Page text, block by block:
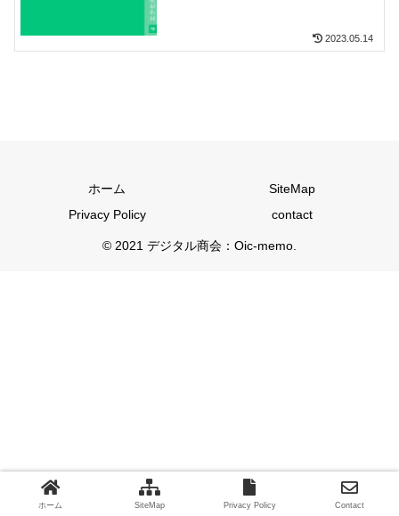
2023.05.14
ホーム
SiteMap
Privacy Policy
contact
© 2021 デジタル商会：Oic-memo.
ホーム SiteMap Privacy Policy Contact